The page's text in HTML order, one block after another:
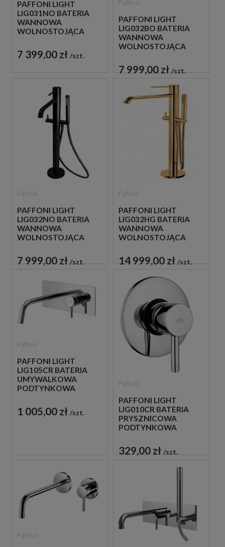
PAFFONI LIGHT
LIG031NO BATERIA
WANNOWA
WOLNOSTOJĄCA
7 399,00 zł szt.
PAFFONI LIGHT
LIG032BO BATERIA
WANNOWA
WOLNOSTOJĄCA
7 999,00 zł szt.
PAFFONI LIGHT
LIG032NO BATERIA
WANNOWA
WOLNOSTOJĄCA
7 999,00 zł szt.
PAFFONI LIGHT
LIG032HG BATERIA
WANNOWA
WOLNOSTOJĄCA
14 999,00 zł szt.
PAFFONI LIGHT
LIG105CR BATERIA
UMYWALKOWA
PODTYNKOWA
CHROM
1 005,00 zł szt.
PAFFONI LIGHT
LIG010CR BATERIA
PRYSZNICOWA
PODTYNKOWA
CHROM
329,00 zł szt.